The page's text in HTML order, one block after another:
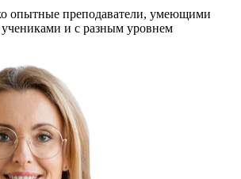
опытные преподаватели, умеющими
учениками и с разным уровнем